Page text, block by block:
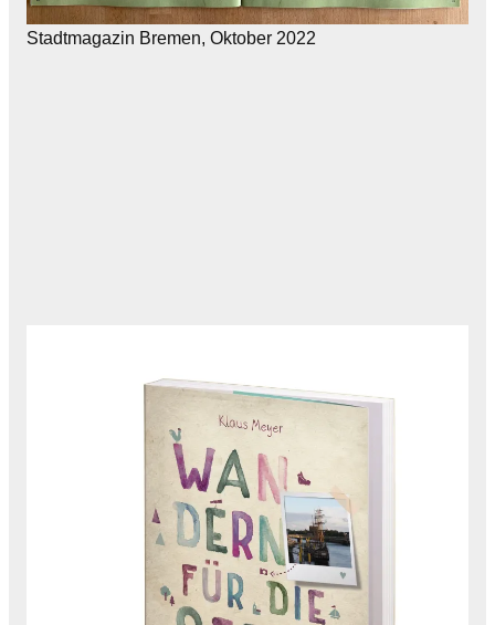
Stadtmagazin Bremen, Oktober 2022